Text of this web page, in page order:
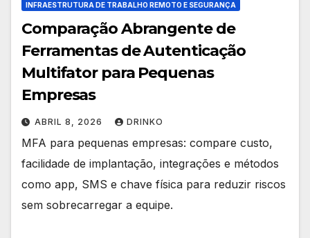
INFRAESTRUTURA DE TRABALHO REMOTO E SEGURANÇA
Comparação Abrangente de
Ferramentas de Autenticação
Multifator para Pequenas
Empresas
ABRIL 8, 2026 DRINKO
MFA para pequenas empresas: compare custo,
facilidade de implantação, integrações e métodos
como app, SMS e chave física para reduzir riscos
sem sobrecarregar a equipe.